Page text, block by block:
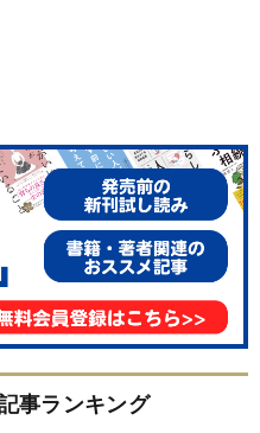
事ランキング